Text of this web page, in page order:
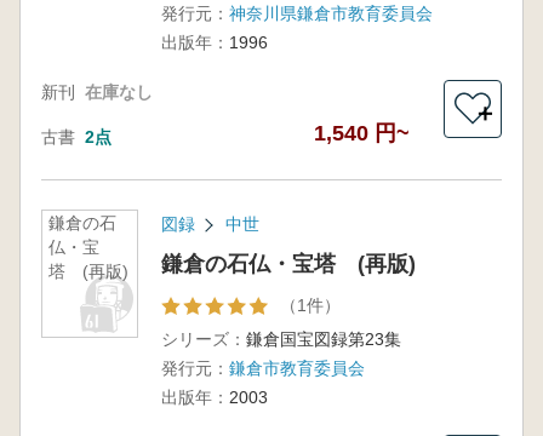
発行元： 神奈川県鎌倉市教育委員会
出版年： 1996
新刊 在庫なし
古書 2点 1,540 円~
＋
鎌倉の石
仏・宝
塔 (再版)
図録 中世
鎌倉の石仏・宝塔 (再版)
（1件）
シリーズ： 鎌倉国宝図録第23集
発行元： 鎌倉市教育委員会
出版年： 2003